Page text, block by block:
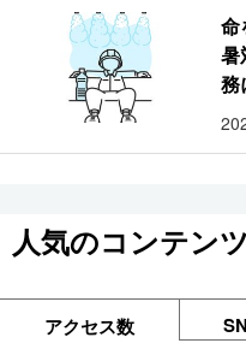
命
暑
務
人気のコンテンツ
アクセス数